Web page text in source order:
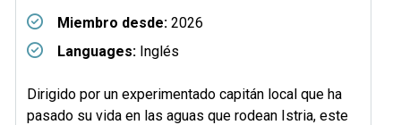
Miembro desde: 2026
Languages: Inglés
Dirigido por un experimentado capitán local que ha
pasado su vida en las aguas que rodean Istria, este